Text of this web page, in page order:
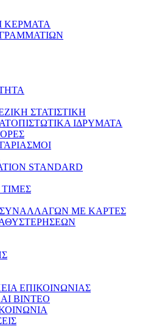
ΚΕΡΜΑΤΑ
ΣΤΑΤΙΣΤΙΚΗ
ΙΔΡΥΜΑΤΑ
STANDARD
ΜΕ ΚΑΡΤΕΣ
ΕΠΙΚΟΙΝΩΝΙΑΣ
ΒΙΝΤΕΟ